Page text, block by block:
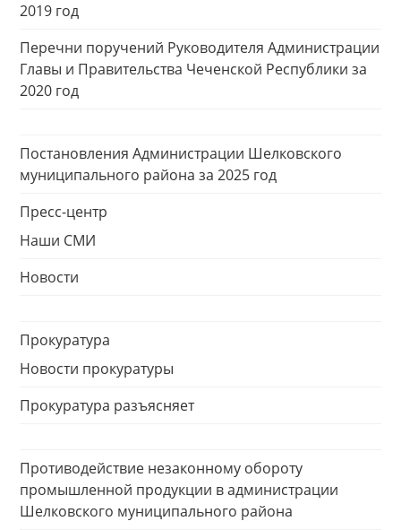
2019 год
Перечни поручений Руководителя Администрации
Главы и Правительства Чеченской Республики за
2020 год
Постановления Администрации Шелковского
муниципального района за 2025 год
Пресс-центр
Наши СМИ
Новости
Прокуратура
Новости прокуратуры
Прокуратура разъясняет
Противодействие незаконному обороту
промышленной продукции в администрации
Шелковского муниципального района